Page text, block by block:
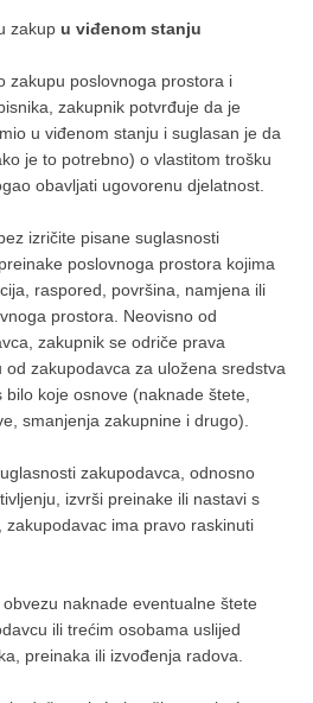
zakupu viđenom stanju
zakupu poslovnoga prostora i
zakupnik potvrđuje da je
u viđenom stanju i suglasan je da
je to potrebno) o vlastitom trošku
obavljati ugovorenu djelatnost.
izričite pisane suglasnosti
poslovnoga prostora kojima
raspored, površina, namjena ili
prostora. Neovisno od
zakupnik se odriče prava
od zakupodavca za uložena sredstva
koje osnove (naknade štete,
smanjenja zakupnine i drugo).
zakupodavca, odnosno
izvrši preinake ili nastavi s
zakupodavac ima pravo raskinuti
naknade eventualne štete
ili trećim osobama uslijed
preinaka ili izvođenja radova.